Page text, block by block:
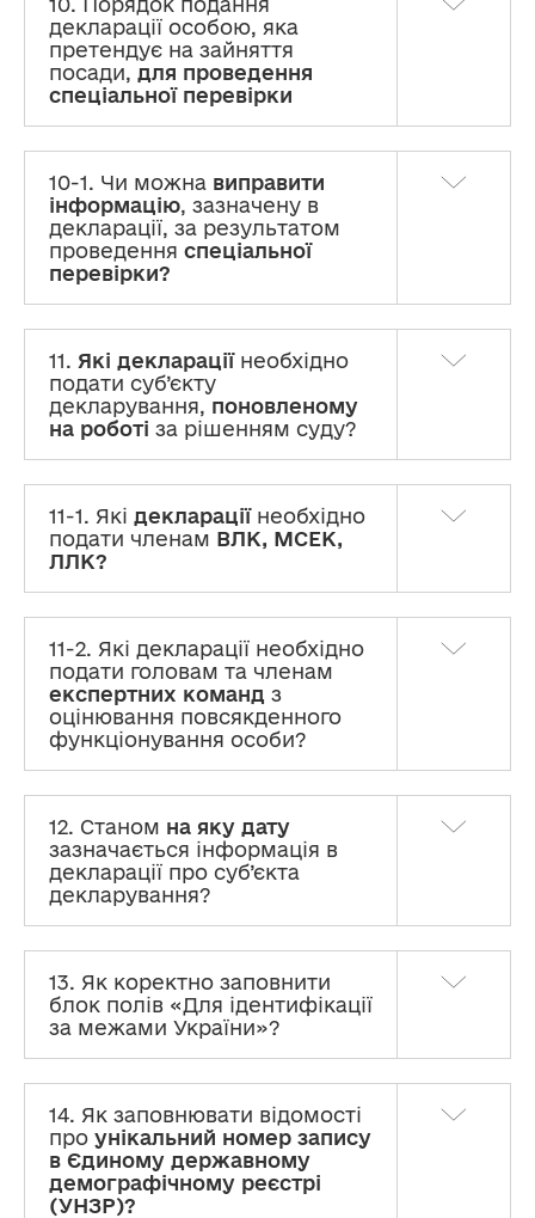
декларації особою, яка
претендує на зайняття
посади, для проведення
спеціальної перевірки
10-1. Чи можна виправити
інформацію, зазначену в
декларації, за результатом
проведення спеціальної
перевірки?
11. Які деклараціїнеобхідно
подати суб’єкту
декларування, поновленому
на роботі за рішенням суду?
11-1. Які деклараціїнеобхідно
подати членам ВЛК, МСЕК,
ЛЛК?
11-2. Які декларації необхідно
подати головам та членам
експертних команд з
оцінювання повсякденного
функціонування особи?
12. Станом на яку дату
зазначається інформація в
декларації про суб’єкта
декларування?
13. Як коректно заповнити
блок полів «Для ідентифікації
за межами України»?
14. Як заповнювати відомості
про унікальний номер запису
в Єдиному державному
демографічному реєстрі
(УНЗР)?